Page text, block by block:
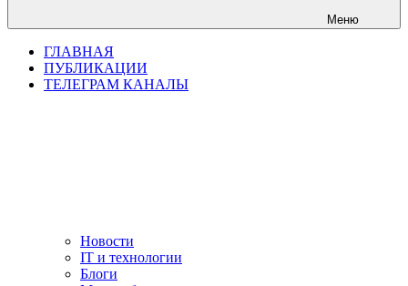
Меню
ГЛАВНАЯ
ПУБЛИКАЦИИ
ТЕЛЕГРАМ КАНАЛЫ
Новости
IT и технологии
Блоги